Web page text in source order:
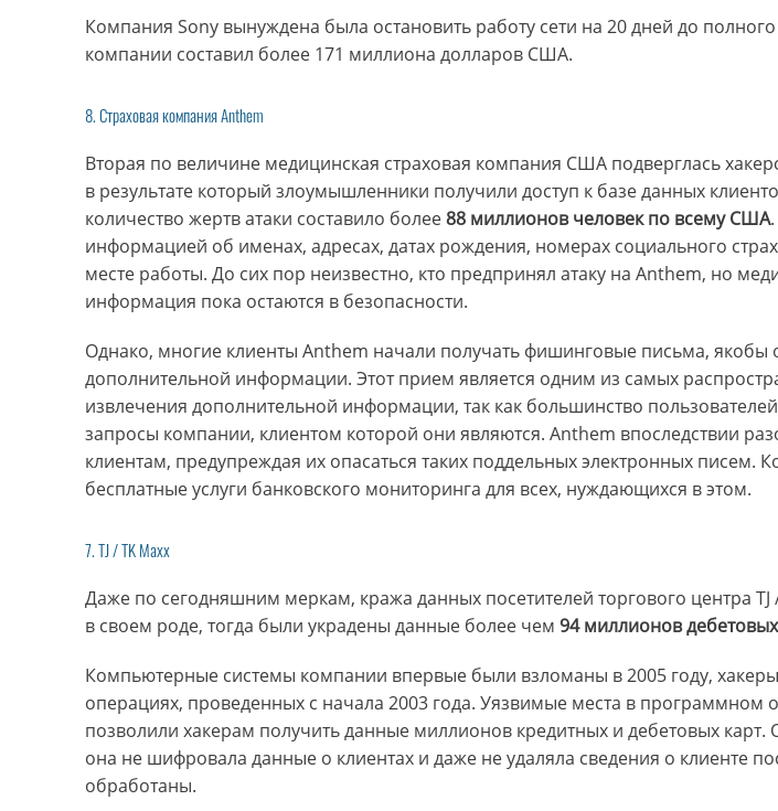
Компания Sony вынуждена была остановить работу сети на 20 дней до
компании составил более 171 миллиона долларов США.
8. Страховая компания Anthem
Вторая по величине медицинская страховая компания США подверглась
в результате который злоумышленники получили доступ к базе данных
количество жертв атаки составило более88 миллионов человек по всему США
информацией об именах, адресах, датах рождения, номерах социального
месте работы. До сих пор неизвестно, кто предпринял атаку на Anthem, но
информация пока остаются в безопасности.
Однако, многие клиенты Anthem начали получать фишинговые письма, якобы
дополнительной информации. Этот прием является одним из самых
извлечения дополнительной информации, так как большинство
запросы компании, клиентом которой они являются. Anthem впоследствии
клиентам, предупреждая их опасаться таких поддельных электронных писем.
бесплатные услуги банковского мониторинга для всех, нуждающихся в этом.
7. TJ / TK Maxx
Даже по сегодняшним меркам, кража данных посетителей торгового центра
в своем роде, тогда были украдены данные более чем 94 миллионов
Компьютерные системы компании впервые были взломаны в 2005 году,
операциях, проведенных с начала 2003 года. Уязвимые места в программном
позволили хакерам получить данные миллионов кредитных и дебетовых
она не шифровала данные о клиентах и даже не удаляла сведения о клиенте
обработаны.